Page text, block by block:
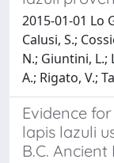
2015-01-01 Lo
Calusi, S.;
N.; Giuntini, L.;
A.; Rigato, V.;
Evidence
lapis lazuli
B.C. Ancient